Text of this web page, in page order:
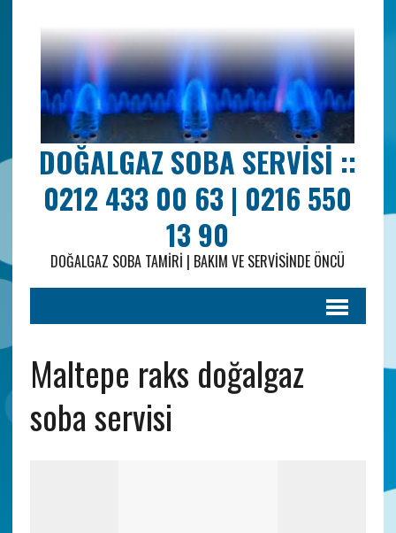
DOĞALGAZ SOBA SERVISI ::
0212 433 00 63 | 0216 550
13 90
DOĞALGAZ SOBA TAMIRI | BAKIM VE SERVISINDE ÖNCÜ
Maltepe raks doğalgaz
soba servisi